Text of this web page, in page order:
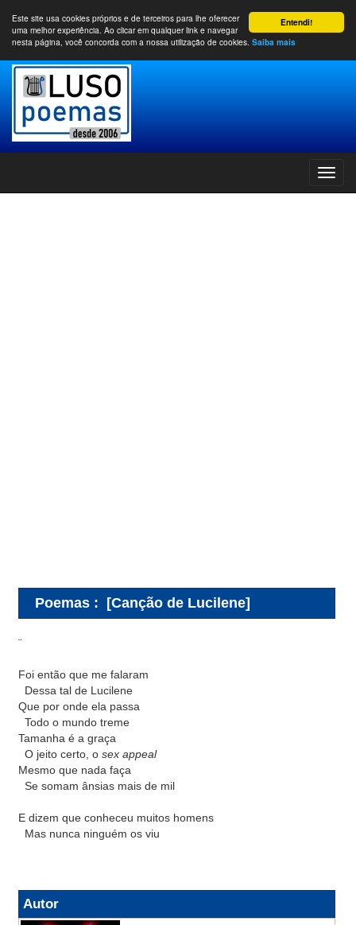
Entendi!
Este site usa cookies próprios e de terceiros para lhe oferecer
uma melhor experiência. Ao clicar em qualquer link e navegar
nesta página, você concorda com a nossa utilização de cookies. Saiba mais
Poemas : [Canção de Lucilene]
¨
Foi então que me falaram
Dessa tal de Lucilene
Que por onde ela passa
Todo o mundo treme
Tamanha é a graça
O jeito certo, o sex appeal
Mesmo que nada faça
Se somam ânsias mais de mil
E dizem que conheceu muitos homens
Mas nunca ninguém os viu
Autor